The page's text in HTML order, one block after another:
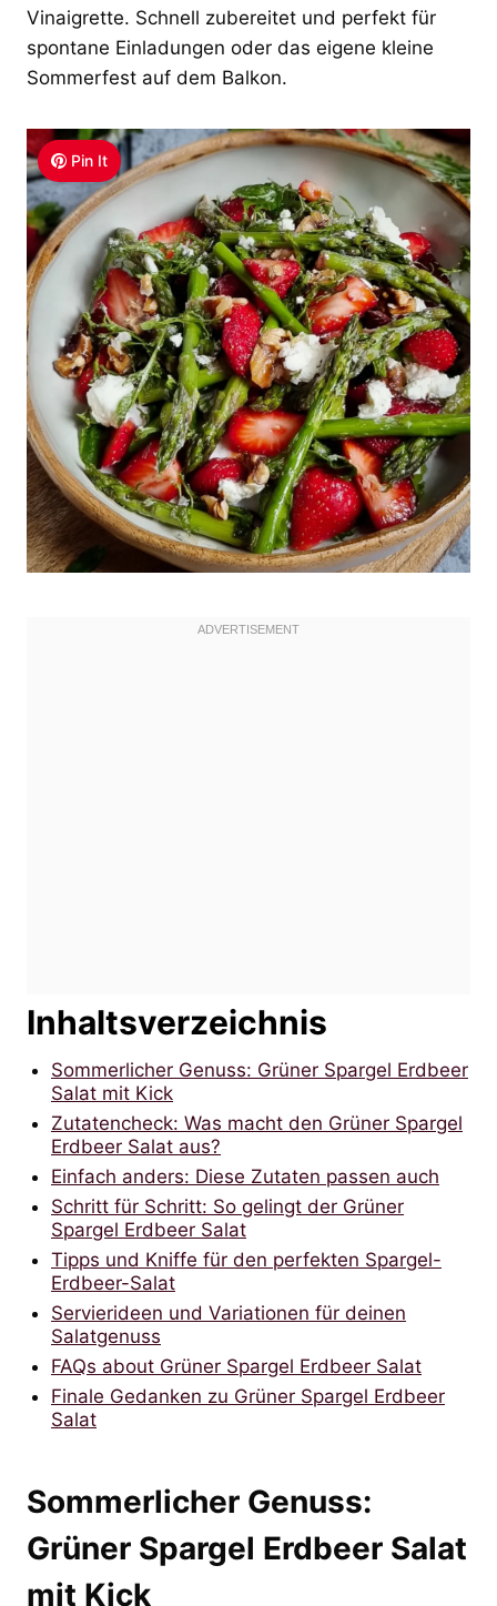
Vinaigrette. Schnell zubereitet und perfekt für
spontane Einladungen oder das eigene kleine
Sommerfest auf dem Balkon.
Pin It
Inhaltsverzeichnis
Sommerlicher Genuss: Grüner Spargel Erdbeer
Salat mit Kick
Zutatencheck: Was macht den Grüner Spargel
Erdbeer Salat aus?
Einfach anders: Diese Zutaten passen auch
Schritt für Schritt: So gelingt der Grüner
Spargel Erdbeer Salat
Tipps und Kniffe für den perfekten Spargel-
Erdbeer-Salat
Servierideen und Variationen für deinen
Salatgenuss
FAQs about Grüner Spargel Erdbeer Salat
Finale Gedanken zu Grüner Spargel Erdbeer
Salat
Sommerlicher Genuss:
Grüner Spargel Erdbeer Salat
mit Kick